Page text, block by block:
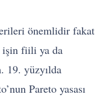
önemlidir fakat
işin fiili ya da
19. yüzyılda
Pareto yasası